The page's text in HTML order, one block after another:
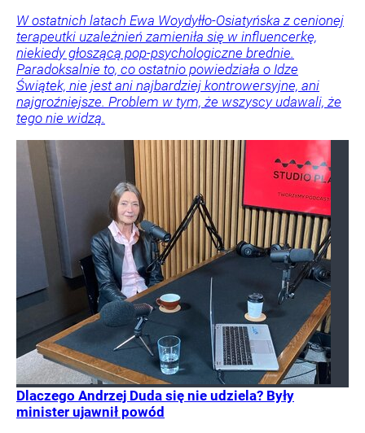
W ostatnich latach Ewa Woydyłło-Osiatyńska z cenionej
terapeutki uzależnień zamieniła się w influencerkę,
niekiedy głoszącą pop-psychologiczne brednie.
Paradoksalnie to, co ostatnio powiedziała o Idze
Świątek, nie jest ani najbardziej kontrowersyjne, ani
najgroźniejsze. Problem w tym, że wszyscy udawali, że
tego nie widzą.
Dlaczego Andrzej Duda się nie udziela? Były
minister ujawnił powód